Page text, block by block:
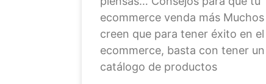
ecommerce venda más Muchos
creen que para tener éxito en el
ecommerce, basta con tener un
catálogo de productos